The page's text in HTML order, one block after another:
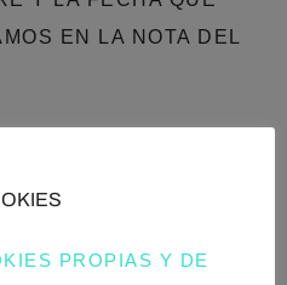
EN LA NOTA DEL
4-5 DÍAS
PROPIAS Y DE